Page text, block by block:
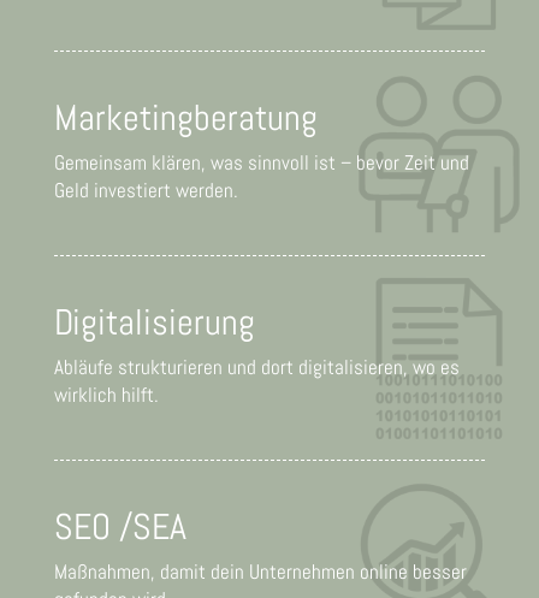
Marketingberatung
Gemeinsam klären, was sinnvoll ist – bevor Zeit und
Geld investiert werden.
Digitalisierung
Abläufe strukturieren und dort digitalisieren, wo es
wirklich hilft.
SEO /SEA
Maßnahmen, damit dein Unternehmen online besser